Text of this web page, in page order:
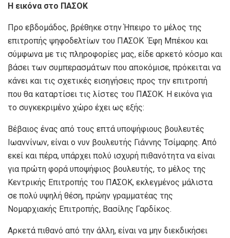
Η εικόνα στο ΠΑΣΟΚ
Προ εβδομάδος, βρέθηκε στην Ήπειρο το μέλος της
επιτροπής ψηφοδελτίων του ΠΑΣΟΚ Έφη Μπέκου και
σύμφωνα με τις πληροφορίες μας, είδε αρκετό κόσμο και
βάσει των συμπερασμάτων που αποκόμισε, πρόκειται να
κάνει και τις σχετικές εισηγήσεις προς την επιτροπή
που θα καταρτίσει τις λίστες του ΠΑΣΟΚ. Η εικόνα για
το συγκεκριμένο χώρο έχει ως εξής:
Βέβαιος ένας από τους επτά υποψήφιους βουλευτές
Ιωαννίνων, είναι ο νυν βουλευτής Γιάννης Τσίμαρης. Από
εκεί και πέρα, υπάρχει πολύ ισχυρή πιθανότητα να είναι
για πρώτη φορά υποψήφιος βουλευτής, το μέλος της
Κεντρικής Επιτροπής του ΠΑΣΟΚ, εκλεγμένος μάλιστα
σε πολύ υψηλή θέση, πρώην γραμματέας της
Νομαρχιακής Επιτροπής, Βασίλης Γαρδίκος.
Αρκετά πιθανό από την άλλη, είναι να μην διεκδικήσει